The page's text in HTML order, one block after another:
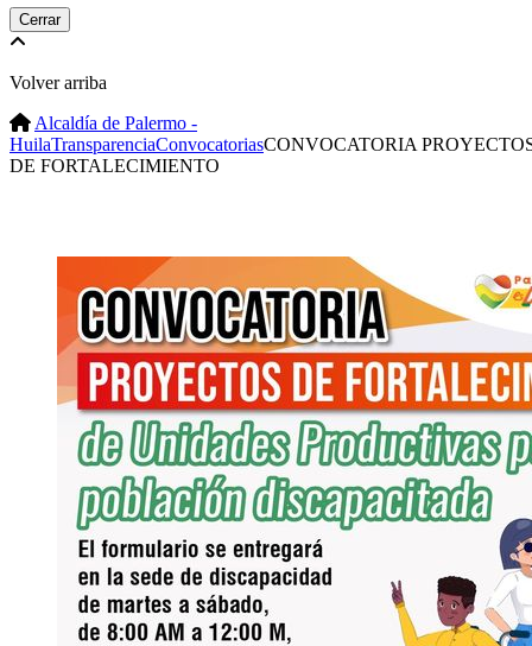
Cerrar
Volver arriba
Alcaldía de Palermo -
HuilaTransparenciaConvocatoriasCONVOCATORIA
DE FORTALECIMIENTO